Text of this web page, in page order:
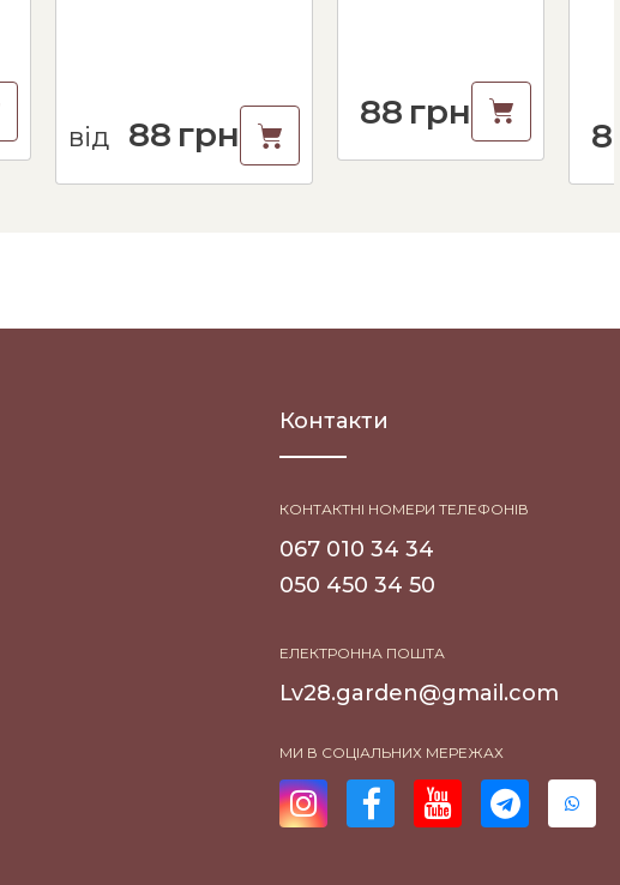
від 88 грн
88 грн
Контакти
КОНТАКТНІ НОМЕРИ ТЕЛЕФОНІВ
067 010 34 34
050 450 34 50
ЕЛЕКТРОННА ПОШТА
Lv28.garden@gmail.com
МИ В СОЦІАЛЬНИХ МЕРЕЖАХ